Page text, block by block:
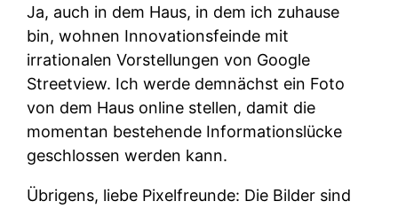
Ja, auch in dem Haus, in dem ich zuhause
bin, wohnen Innovationsfeinde mit
irrationalen Vorstellungen von Google
Streetview. Ich werde demnächst ein Foto
von dem Haus online stellen, damit die
momentan bestehende Informationslücke
geschlossen werden kann.
Übrigens, liebe Pixelfreunde: Die Bilder sind